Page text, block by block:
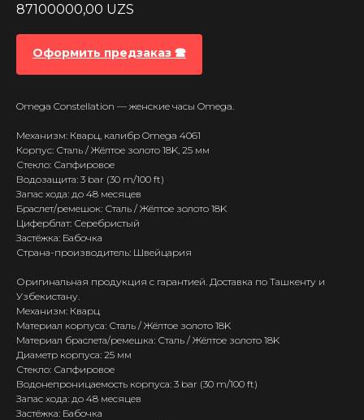
87100000,00 UZS
Оформить предзаказ 🕿
Omega Constellation — женские часы Omega.
Механизм: Кварц, калибр Omega 4061
Корпус: Сталь / Жёлтое золото 18K, 25 мм
Стекло: Сапфировое
Водозащита: 3 bar (30 m/100 ft)
Запас хода: до 48 месяцев
Браслет/ремешок: Сталь / Жёлтое золото 18K
Циферблат: Серебристый
Застёжка: Бабочка
Страна-производитель: Швейцария
Оригинальная продукция с гарантией. Доставка по Ташкенту и
Узбекистану.
Механизм: Кварц
Материал корпуса: Сталь / Жёлтое золото 18K
Материал браслета/ремешка: Сталь / Жёлтое золото 18K
Диаметр корпуса: 25 мм
Стекло: Сапфировое
Водонепроницаемость корпуса: 3 bar (30 m/100 ft)
Запас хода: до 48 месяцев
Застёжка: Бабочка